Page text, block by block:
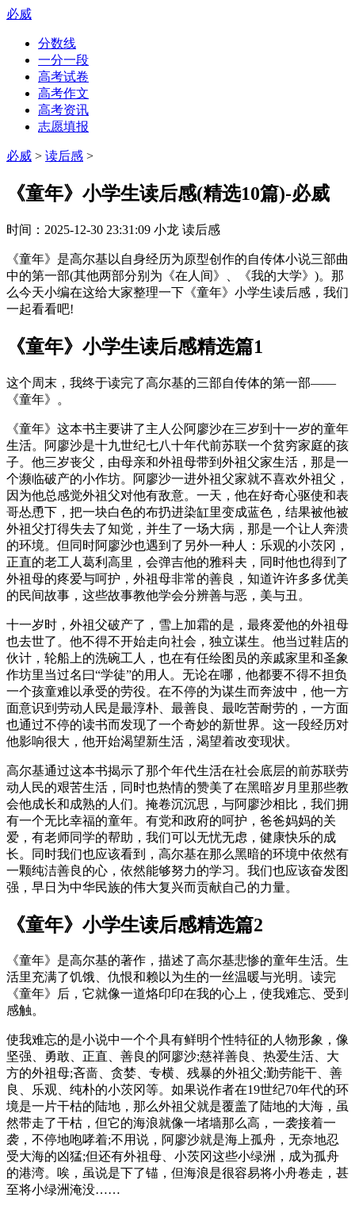
必威
分数线
一分一段
高考试卷
高考作文
高考资讯
志愿填报
必威 > 读后感 >
《童年》小学生读后感(精选10篇)-必威
时间： 2025-12-30 23:31:09 小龙 读后感
《童年》是高尔基以自身经历为原型创作的自传体小说三部曲
中的第一部(其他两部分别为《在人间》、《我的大学》)。那
么今天小编在这给大家整理一下《童年》小学生读后感，我们
一起看看吧!
《童年》小学生读后感精选篇1
这个周末，我终于读完了高尔基的三部自传体的第一部——
《童年》。
《童年》这本书主要讲了主人公阿廖沙在三岁到十一岁的童年
生活。阿廖沙是十九世纪七八十年代前苏联一个贫穷家庭的孩
子。他三岁丧父，由母亲和外祖母带到外祖父家生活，那是一
个濒临破产的小作坊。阿廖沙一进外祖父家就不喜欢外祖父，
因为他总感觉外祖父对他有敌意。一天，他在好奇心驱使和表
哥怂恿下，把一块白色的布扔进染缸里变成蓝色，结果被他被
外祖父打得失去了知觉，并生了一场大病，那是一个让人奔溃
的环境。但同时阿廖沙也遇到了另外一种人：乐观的小茨冈，
正直的老工人葛利高里，会弹吉他的雅科夫，同时他也得到了
外祖母的疼爱与呵护，外祖母非常的善良，知道许许多多优美
的民间故事，这些故事教他学会分辨善与恶，美与丑。
十一岁时，外祖父破产了，雪上加霜的是，最疼爱他的外祖母
也去世了。他不得不开始走向社会，独立谋生。他当过鞋店的
伙计，轮船上的洗碗工人，也在有任绘图员的亲戚家里和圣象
作坊里当过名曰“学徒”的用人。无论在哪，他都要不得不担负
一个孩童难以承受的劳役。在不停的为谋生而奔波中，他一方
面意识到劳动人民是最淳朴、最善良、最吃苦耐劳的，一方面
也通过不停的读书而发现了一个奇妙的新世界。这一段经历对
他影响很大，他开始渴望新生活，渴望着改变现状。
高尔基通过这本书揭示了那个年代生活在社会底层的前苏联劳
动人民的艰苦生活，同时也热情的赞美了在黑暗岁月里那些教
会他成长和成熟的人们。掩卷沉沉思，与阿廖沙相比，我们拥
有一个无比幸福的童年。有党和政府的呵护，爸爸妈妈的关
爱，有老师同学的帮助，我们可以无忧无虑，健康快乐的成
长。同时我们也应该看到，高尔基在那么黑暗的环境中依然有
一颗纯洁善良的心，依然能够努力的学习。我们也应该奋发图
强，早日为中华民族的伟大复兴而贡献自己的力量。
《童年》小学生读后感精选篇2
《童年》是高尔基的著作，描述了高尔基悲惨的童年生活。生
活里充满了饥饿、仇恨和赖以为生的一丝温暖与光明。读完
《童年》后，它就像一道烙印印在我的心上，使我难忘、受到
感触。
使我难忘的是小说中一个个具有鲜明个性特征的人物形象，像
坚强、勇敢、正直、善良的阿廖沙;慈祥善良、热爱生活、大
方的外祖母;吝啬、贪婪、专横、残暴的外祖父;勤劳能干、善
良、乐观、纯朴的小茨冈等。如果说作者在19世纪70年代的环
境是一片干枯的陆地，那么外祖父就是覆盖了陆地的大海，虽
然带走了干枯，但它的海浪就像一堵墙那么高，一袭接着一
袭，不停地咆哮着;不用说，阿廖沙就是海上孤舟，无奈地忍
受大海的凶猛;但还有外祖母、小茨冈这些小绿洲，成为孤舟
的港湾。唉，虽说是下了锚，但海浪是很容易将小舟卷走，甚
至将小绿洲淹没……